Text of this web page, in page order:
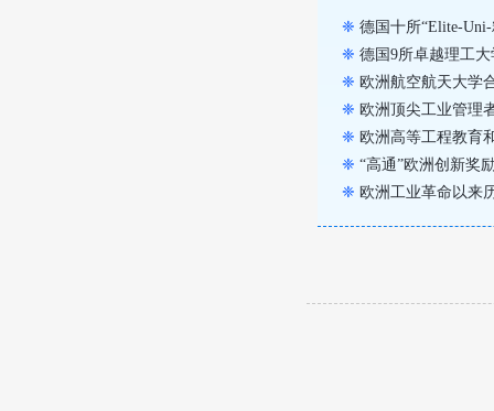
❈ 德国十所“Elite-
❈ 德国9所卓越理工
❈ 欧洲航空航天大学
❈ 欧洲顶尖工业管理
❈ 欧洲高等工程教育
❈ “高通”欧洲创新奖
❈ 欧洲工业革命以来